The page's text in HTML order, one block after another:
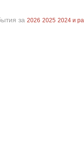
за 2026 2025 2024 и